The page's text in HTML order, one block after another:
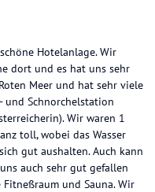
Hotelanlage. Wir
dort und es hat uns sehr
Meer und hat sehr viele
und Schnorchelstation
Wir waren 1
toll, wobei das Wasser
gut aushalten. Auch kann
auch sehr gut gefallen
und Sauna. Wir